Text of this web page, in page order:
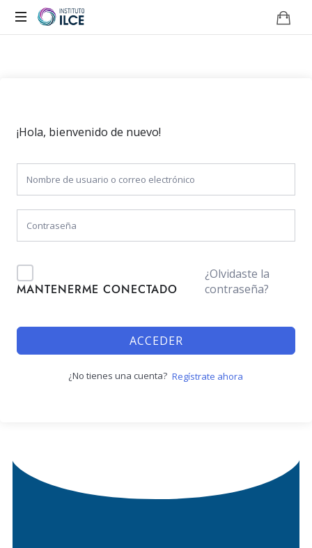
¡Hola, bienvenido de nuevo!
MANTENERME CONECTADO
¿Olvidaste la
contraseña?
ACCEDER
¿No tienes una cuenta? Regístrate ahora